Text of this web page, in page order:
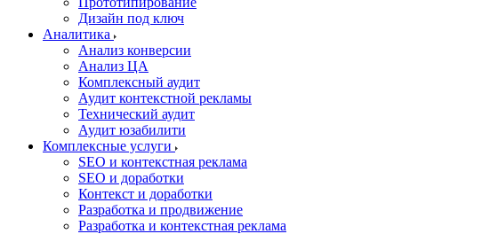
Дизайн под ключ
Аналитика
Анализ конверсии
Анализ ЦА
Комплексный аудит
Аудит контекстной рекламы
Технический аудит
Аудит юзабилити
Комплексные услуги
SEO и контекстная реклама
SEO и доработки
Контекст и доработки
Разработка и продвижение
Разработка и контекстная реклама